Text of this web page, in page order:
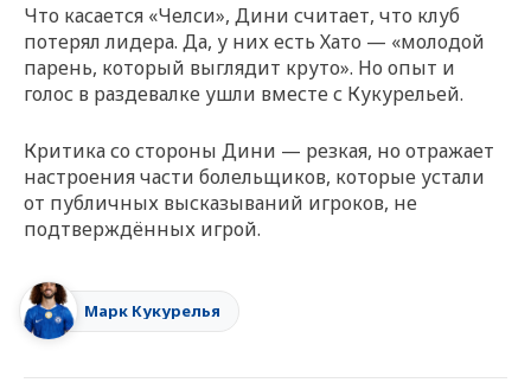
Что касается «Челси», Дини считает, что клуб
потерял лидера. Да, у них есть Хато — «молодой
парень, который выглядит круто». Но опыт и
голос в раздевалке ушли вместе с Кукурельей.
Критика со стороны Дини — резкая, но отражает
настроения части болельщиков, которые устали
от публичных высказываний игроков, не
подтверждённых игрой.
Марк Кукурелья